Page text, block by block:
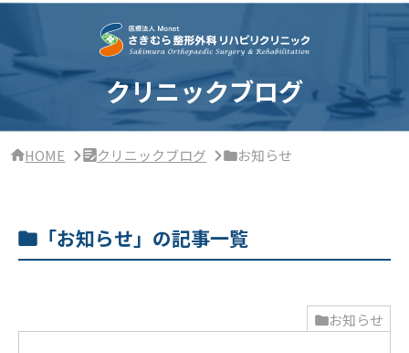
サ
ド
ー・
クリニックブログ
HOME クリニックブログ お知らせ
「お知らせ」の記事一覧
お知らせ